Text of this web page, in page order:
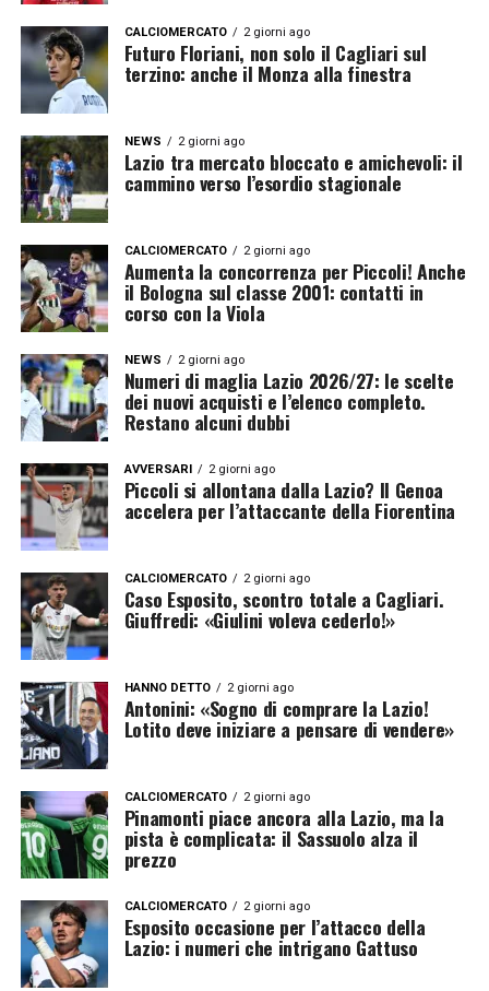
CALCIOMERCATO 2 giorni ago
Futuro Floriani, non solo il Cagliari sul
terzino: anche il Monza alla finestra
NEWS 2 giorni ago
Lazio tra mercato bloccato e amichevoli: il
cammino verso l’esordio stagionale
CALCIOMERCATO 2 giorni ago
Aumenta la concorrenza per Piccoli! Anche
il Bologna sul classe 2001: contatti in
corso con la Viola
NEWS 2 giorni ago
Numeri di maglia Lazio 2026/27: le scelte
dei nuovi acquisti e l’elenco completo.
Restano alcuni dubbi
AVVERSARI 2 giorni ago
Piccoli si allontana dalla Lazio? Il Genoa
accelera per l’attaccante della Fiorentina
CALCIOMERCATO 2 giorni ago
Caso Esposito, scontro totale a Cagliari.
Giuffredi: «Giulini voleva cederlo!»
HANNO DETTO 2 giorni ago
Antonini: «Sogno di comprare la Lazio!
Lotito deve iniziare a pensare di vendere»
CALCIOMERCATO 2 giorni ago
Pinamonti piace ancora alla Lazio, ma la
pista è complicata: il Sassuolo alza il
prezzo
CALCIOMERCATO 2 giorni ago
Esposito occasione per l’attacco della
Lazio: i numeri che intrigano Gattuso